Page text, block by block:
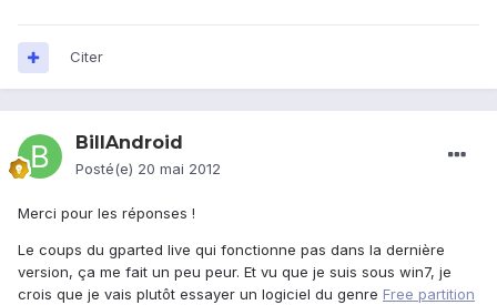
Citer
BillAndroid
Posté(e) 20 mai 2012
Merci pour les réponses !
Le coups du gparted live qui fonctionne pas dans la dernière
version, ça me fait un peu peur. Et vu que je suis sous win7, je
crois que je vais plutôt essayer un logiciel du genre Free partition